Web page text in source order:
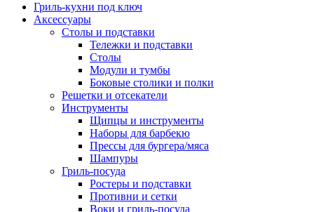
Гриль-кухни под ключ
Аксессуары
Столы и подставки
Тележки и подставки
Столы
Модули и тумбы
Боковые столики и полки
Решетки и отсекатели
Инструменты
Щипцы и инструменты
Наборы для барбекю
Прессы для бургера/мяса
Шампуры
Гриль-посуда
Ростеры и подставки
Противни и сетки
Воки и гриль-посуда